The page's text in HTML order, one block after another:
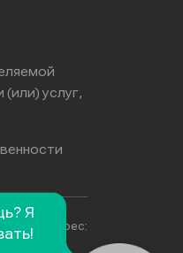
Я
услуг,
адрес: